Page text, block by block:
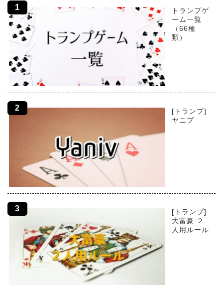
トランプゲ
ーム一覧
（66種
類）
[トランプ]
ヤニブ
[トランプ]
大富豪 ２
人用ルール